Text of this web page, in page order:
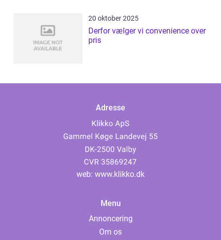
20 oktober 2025
Derfor vælger vi convenience over
pris
Adresse
web: www.klikko.dk
Menu
Annoncering
Om os